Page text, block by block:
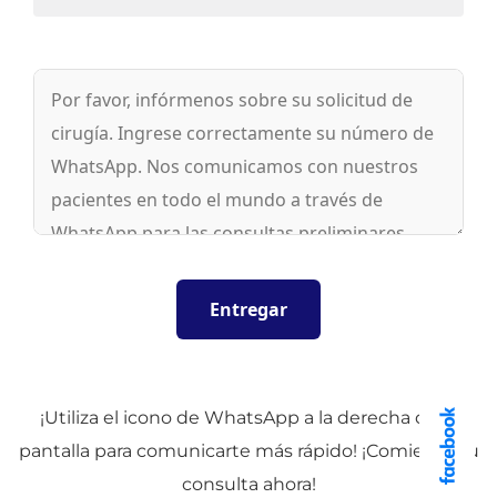
¡Utiliza el icono de WhatsApp a la derecha de la
pantalla para comunicarte más rápido! ¡Comienza tu
consulta ahora!